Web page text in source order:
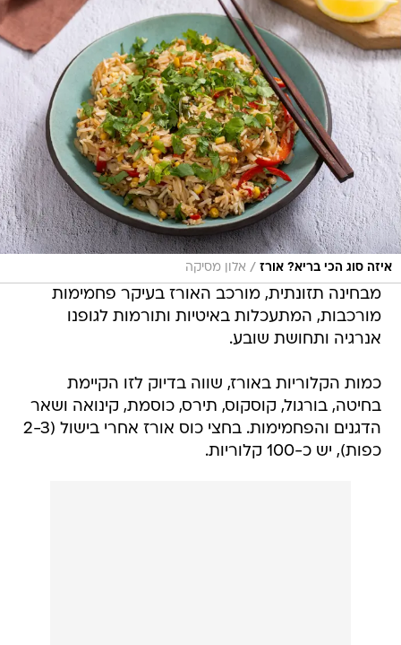
איזה סוג הכי בריא? אורז / אלון מסיקה
מבחינה תזונתית, מורכב האורז בעיקר פחמימות
מורכבות, המתעכלות באיטיות ותורמות לגופנו
אנרגיה ותחושת שובע.
כמות הקלוריות באורז, שווה בדיוק לזו הקיימת
בחיטה, בורגול, קוסקוס, תירס, כוסמת, קינואה ושאר
הדגנים והפחמימות. בחצי כוס אורז אחרי בישול (2-3
כפות), יש כ-100 קלוריות.